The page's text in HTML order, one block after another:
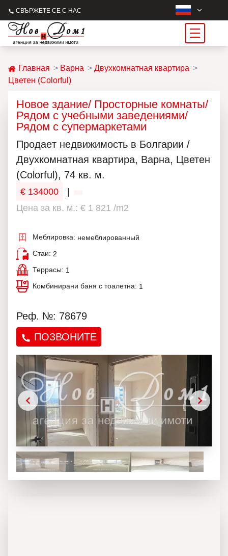
СВЪРЖЕТЕ СЕ С НАС
Главная Варна
Двухкомнатная квартира
Цветен (Colorful)
Новое здание/ Просторные комнаты/
Рядом с учебными заведениями/
Рядом с супермаркетами
Продаeт недвижимость в Болгарии /
Двухкомнатная квартира, Варна, Цветен
(Colorful), 74 кв. м.
€ 134000
Цена за кв. м.: € 1 821 /m2
Меблировка: немеблированный
Стаи: 2
Террасы: 1
Комбинирани баня с тоалетна: 1
Реф. №: 78679
ПОЗВОНИТЕ